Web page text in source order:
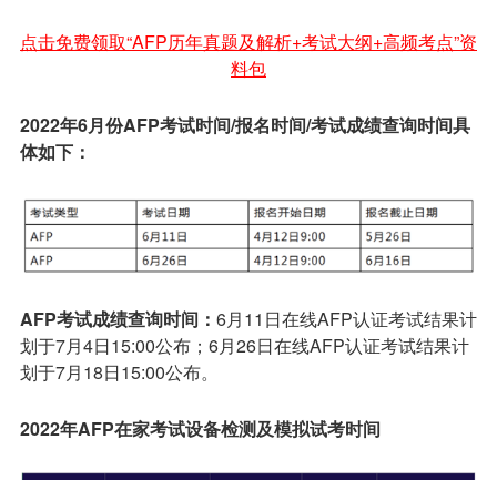
点击免费领取“AFP历年真题及解析+考试大纲+高频考点”资
料包
2022年6月份AFP考试时间/报名时间/考试成绩查询时间具
体如下：
AFP考试成绩查询时间： 6月11日在线AFP认证考试结果计
划于7月4日15:00公布；6月26日在线AFP认证考试结果计
划于7月18日15:00公布。
2022年AFP在家考试设备检测及模拟试考时间